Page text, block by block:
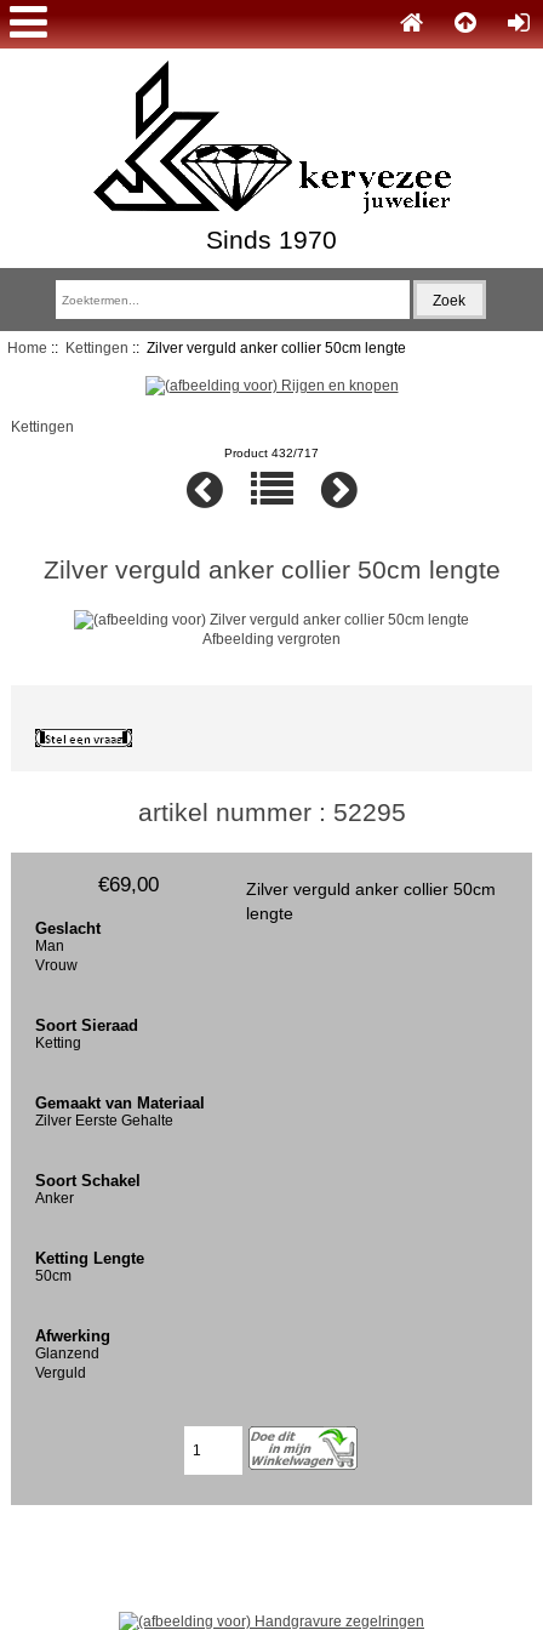
Sinds 1970
Home :: Kettingen :: Zilver verguld anker collier 50cm lengte
Kettingen
Product 432/717
Zilver verguld anker collier 50cm lengte
Afbeelding vergroten
artikel nummer : 52295
Zilver verguld anker collier 50cm
lengte
€69,00
Geslacht
Man
Vrouw
Soort Sieraad
Ketting
Gemaakt van Materiaal
Zilver Eerste Gehalte
Soort Schakel
Anker
Ketting Lengte
50cm
Afwerking
Glanzend
Verguld